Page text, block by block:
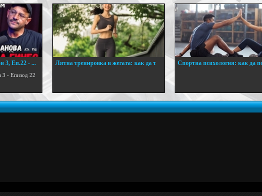
3, Еп.22 - ...
3 - Епизод 22
Лятна тренировка в жегата: как да т
Спортна психология: как да